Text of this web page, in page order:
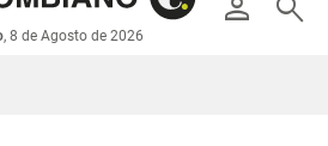
, 8 de Agosto de 2026